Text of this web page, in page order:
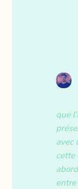
que
avec
cette
entre